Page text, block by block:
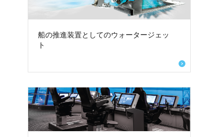
船の推進装置としてのウォータージェッ
ト